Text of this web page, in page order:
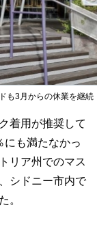
も3月からの休業を継続
着用が推奨して
にも満たなかっ
リア州でのマス
シドニー市内で
。